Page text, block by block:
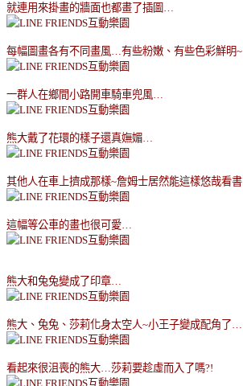
就連用來掛畫的牆面也都畫了插圖
每幅圖畫各有不同畫風 有些粉嫩、有些色彩鮮明~
一群人在鄉間小路開車騎車兜風
熊大戴了花環的樣子還真嫵媚
其他人在車上擠成那樣~詹姆士居然能這樣悠哉看書
這幅等公車的畫也很可愛
熊大和兔兔變成了印章
熊大、兔兔、莎莉化身太空人~小王子變成配角了
看起來很沮喪的熊大 莎莉要趁虛而入了嗎?!